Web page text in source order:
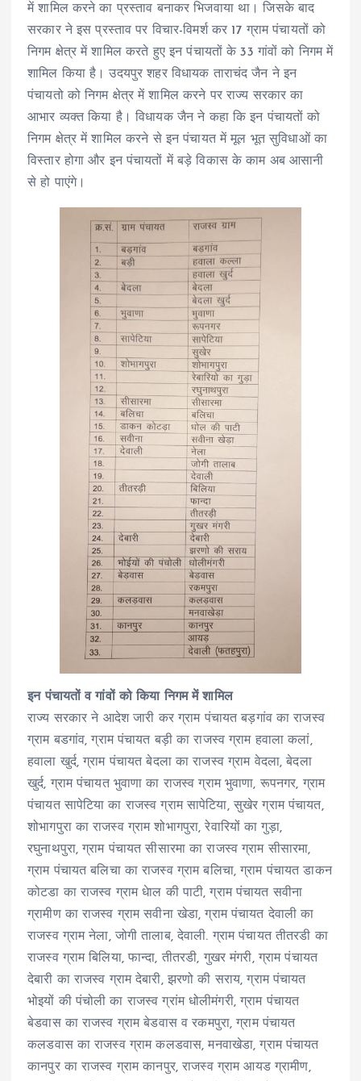
में शामिल करने का प्रस्ताव बनाकर भिजवाया था। जिसके बाद
सरकार ने इस प्रस्ताव पर विचार-विमर्श कर 17 ग्राम पंचायतों को
निगम क्षेत्र में शामिल करते हुए इन पंचायतों के 33 गांवों को निगम में
शामिल किया है। उदयपुर शहर विधायक ताराचंद जैन ने इन
पंचायतो को निगम क्षेत्र में शामिल करने पर राज्य सरकार का
आभार व्यक्त किया है। विधायक जैन ने कहा कि इन पंचायतों को
निगम क्षेत्र में शामिल करने से इन पंचायत में मूल भूत सुविधाओं का
विस्तार होगा और इन पंचायतों में बड़े विकास के काम अब आसानी
से हो पाएंगे।
इन पंचायतों व गांवों को किया निगम में शामिल
राज्य सरकार ने आदेश जारी कर ग्राम पंचायत बड़गांव का राजस्व
ग्राम बडगांव, ग्राम पंचायत बड़ी का राजस्व ग्राम हवाला कलां,
हवाला खुर्द, ग्राम पंचायत बेदला का राजस्व ग्राम वेदला, बेदला
खुर्द, ग्राम पंचायत भुवाणा का राजस्व ग्राम भुवाणा, रूपनगर, ग्राम
पंचायत सापेटिया का राजस्व ग्राम सापेटिया, सुखेर ग्राम पंचायत,
शोभागपुरा का राजस्व ग्राम शोभागपुरा, रेवारियों का गुड़ा,
रघुनाथपुरा, ग्राम पंचायत सीसारमा का राजस्व ग्राम सीसारमा,
ग्राम पंचायत बलिचा का राजस्व ग्राम बलिचा, ग्राम पंचायत डाकन
कोटडा का राजस्व ग्राम धेाल की पाटी, ग्राम पंचायत सवीना
ग्रामीण का राजस्व ग्राम सवीना खेडा, ग्राम पंचायत देवाली का
राजस्व ग्राम नेला, जोगी तालाब, देवाली. ग्राम पंचायत तीतरडी का
राजस्व ग्राम बिलिया, फान्दा, तीतरडी, गुखर मंगरी, ग्राम पंचायत
देबारी का राजस्व ग्राम देबारी, झरणो की सराय, ग्राम पंचायत
भोइयों की पंचोली का राजस्व ग्रांम धोलीमंगरी, ग्राम पंचायत
बेडवास का राजस्व ग्राम बेडवास व रकमपुरा, ग्राम पंचायत
कलडवास का राजस्व ग्राम कलडवास, मनवाखेडा, ग्राम पंचायत
कानपुर का राजस्व ग्राम कानपुर, राजस्व ग्राम आयड ग्रामीण,